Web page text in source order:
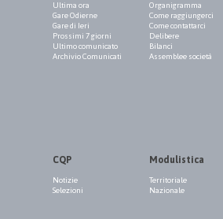
Ultima ora
Gare Odierne
Gare di Ieri
Prossimi 7 giorni
Ultimo comunicato
Archivio Comunicati
Organigramma
Come raggiungerci
Come contattarci
Delibere
Bilanci
Assemblee società
CQP
Notizie
Selezioni
Modulistica
Territoriale
Nazionale